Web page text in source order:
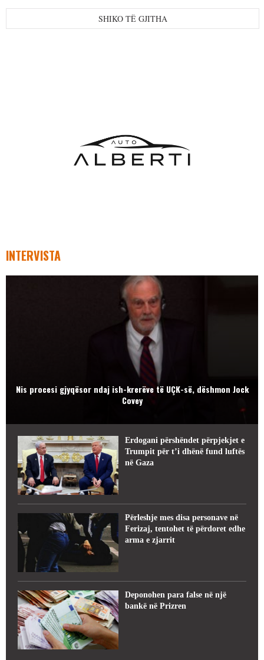
SHIKO TË GJITHA
INTERVISTA
Nis procesi gjyqësor ndaj ish-krerëve të UÇK-së, dëshmon Jock
Covey
Erdogani përshëndet përpjekjet e
Trumpit për t’i dhënë fund luftës
në Gaza
Përleshje mes disa personave në
Ferizaj, tentohet të përdoret edhe
arma e zjarrit
Deponohen para false në një
bankë në Prizren